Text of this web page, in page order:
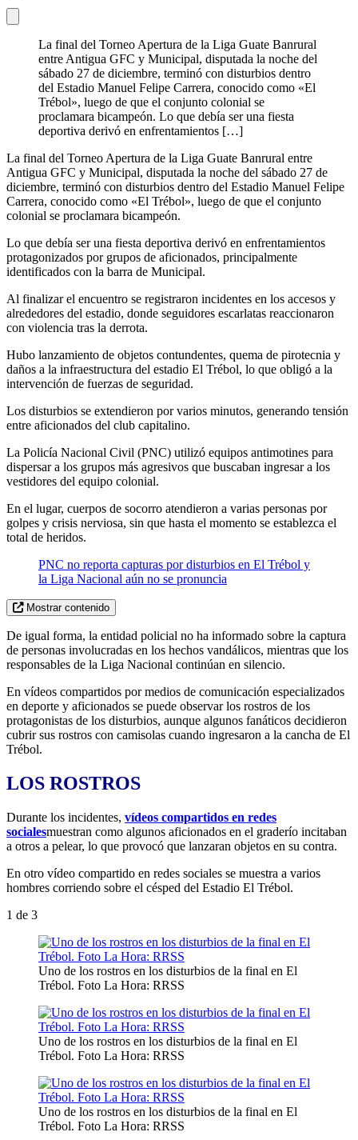
La final del Torneo Apertura de la Liga Guate Banrural
entre Antigua GFC y Municipal, disputada la noche del
sábado 27 de diciembre, terminó con disturbios dentro
del Estadio Manuel Felipe Carrera, conocido como «El
Trébol», luego de que el conjunto colonial se
proclamara bicampeón. Lo que debía ser una fiesta
deportiva derivó en enfrentamientos […]
La final del Torneo Apertura de la Liga Guate Banrural entre
Antigua GFC y Municipal, disputada la noche del sábado 27 de
diciembre, terminó con disturbios dentro del Estadio Manuel Felipe
Carrera, conocido como «El Trébol», luego de que el conjunto
colonial se proclamara bicampeón.
Lo que debía ser una fiesta deportiva derivó en enfrentamientos
protagonizados por grupos de aficionados, principalmente
identificados con la barra de Municipal.
Al finalizar el encuentro se registraron incidentes en los accesos y
alrededores del estadio, donde seguidores escarlatas reaccionaron
con violencia tras la derrota.
Hubo lanzamiento de objetos contundentes, quema de pirotecnia y
daños a la infraestructura del estadio El Trébol, lo que obligó a la
intervención de fuerzas de seguridad.
Los disturbios se extendieron por varios minutos, generando tensión
entre aficionados del club capitalino.
La Policía Nacional Civil (PNC) utilizó equipos antimotines para
dispersar a los grupos más agresivos que buscaban ingresar a los
vestidores del equipo colonial.
En el lugar, cuerpos de socorro atendieron a varias personas por
golpes y crisis nerviosa, sin que hasta el momento se establezca el
total de heridos.
PNC no reporta capturas por disturbios en El Trébol y
la Liga Nacional aún no se pronuncia
Mostrar contenido
De igual forma, la entidad policial no ha informado sobre la captura
de personas involucradas en los hechos vandálicos, mientras que los
responsables de la Liga Nacional continúan en silencio.
En vídeos compartidos por medios de comunicación especializados
en deporte y aficionados se puede observar los rostros de los
protagonistas de los disturbios, aunque algunos fanáticos decidieron
cubrir sus rostros con camisolas cuando ingresaron a la cancha de El
Trébol.
LOS ROSTROS
Durante los incidentes, vídeos compartidos en redes
socialesmuestran como algunos aficionados en el graderío incitaban
a otros a pelear, lo que provocó que lanzaran objetos en su contra.
En otro vídeo compartido en redes sociales se muestra a varios
hombres corriendo sobre el césped del Estadio El Trébol.
1 de 3
Uno de los rostros en los disturbios de la final en El
Trébol. Foto La Hora: RRSS
Uno de los rostros en los disturbios de la final en El
Trébol. Foto La Hora: RRSS
Uno de los rostros en los disturbios de la final en El
Trébol. Foto La Hora: RRSS